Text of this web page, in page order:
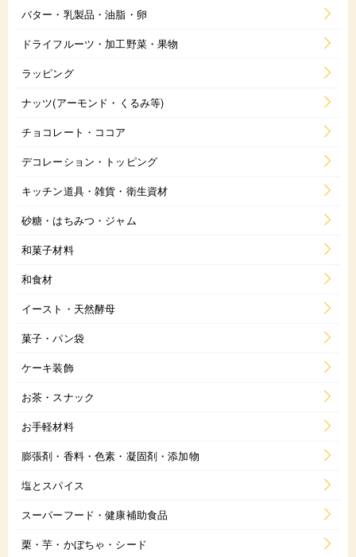
バター・乳製品・油脂・卵
ドライフルーツ・加工野菜・果物
ラッピング
ナッツ(アーモンド・くるみ等)
チョコレート・ココア
デコレーション・トッピング
キッチン道具・雑貨・衛生資材
砂糖・はちみつ・ジャム
和菓子材料
和食材
イースト・天然酵母
菓子・パン袋
ケーキ装飾
お茶・スナック
お手軽材料
膨張剤・香料・色素・凝固剤・添加物
塩とスパイス
スーパーフード・健康補助食品
栗・芋・かぼちゃ・シード